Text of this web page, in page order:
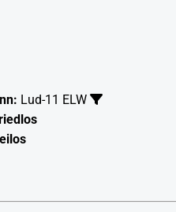
Lud-11 ELW